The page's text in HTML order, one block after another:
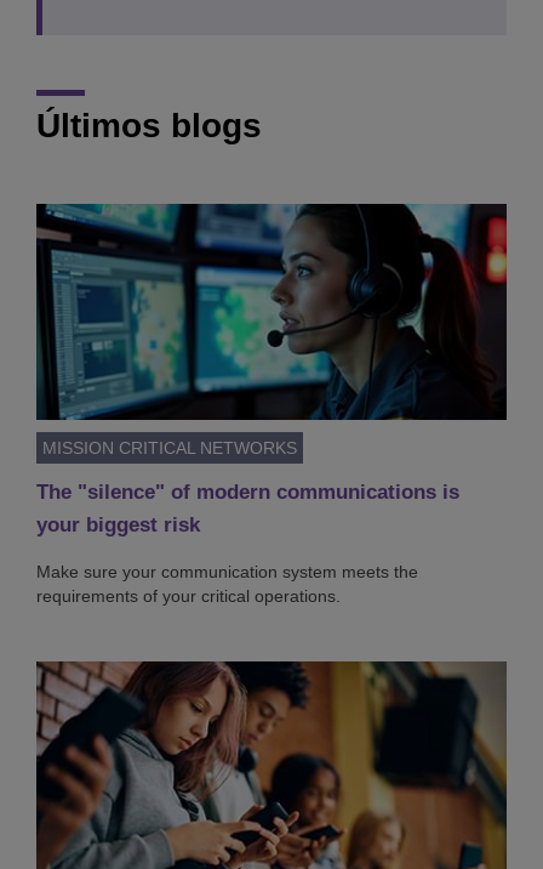
Últimos blogs
MISSION CRITICAL NETWORKS
The "silence" of modern communications is
your biggest risk
Make sure your communication system meets the
requirements of your critical operations.